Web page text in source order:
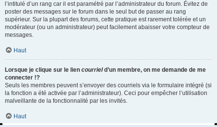
l’intitulé d’un rang car il est paramétré par l’administrateur du forum. Évitez de
poster des messages sur le forum dans le seul but de passer au rang
supérieur. Sur la plupart des forums, cette pratique est rarement tolérée et un
modérateur (ou un administrateur) peut facilement abaisser votre compteur de
messages.
Haut
Lorsque je clique sur le lien courrield’un membre, on me demande de me
connecter !?
Seuls les membres peuvent s’envoyer des courriels via le formulaire intégré (si
la fonction a été activée par l’administrateur). Ceci pour empêcher l’utilisation
malveillante de la fonctionnalité par les invités.
Haut